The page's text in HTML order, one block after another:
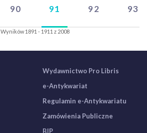
90 91 92 93
Wyników 1891 - 1911 z 2008
Wydawnictwo Pro Libris
e-Antykwariat
Regulamin e-Antykwariatu
Zamówienia Publiczne
BIP